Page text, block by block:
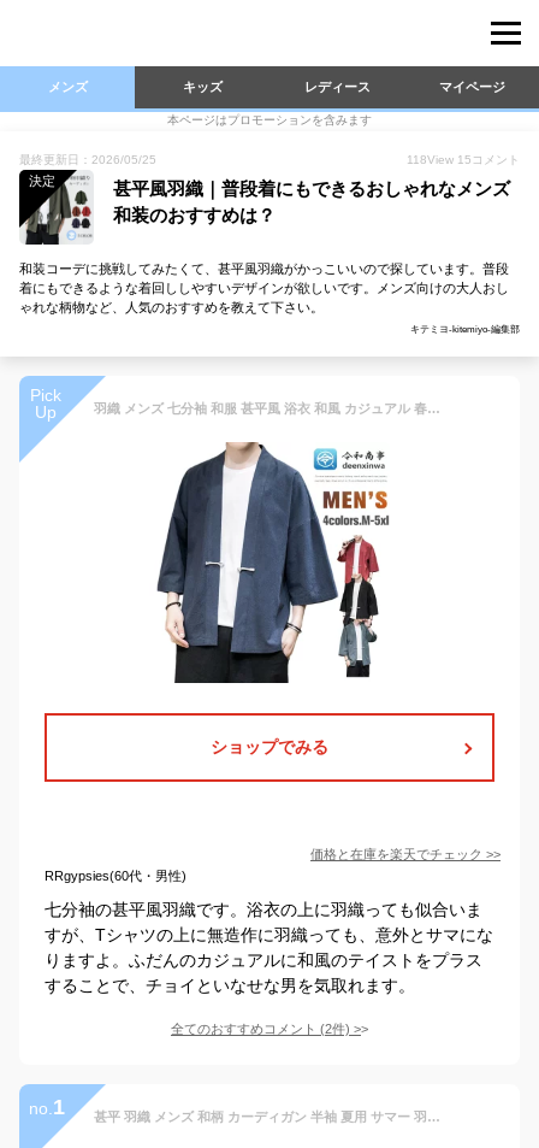
メンズ キッズ レディース マイページ
本ページはプロモーションを含みます
最終更新日：2026/05/25 118View 15 コメント
決定
甚平風羽織｜普段着にもできるおしゃれなメンズ
和装のおすすめは？
和装コーデに挑戦してみたくて、甚平風羽織がかっこいいので探しています。普段
着にもできるような着回ししやすいデザインが欲しいです。メンズ向けの大人おし
ゃれな柄物など、人気のおすすめを教えて下さい。
キテミヨ-kitemiyo-編集部
Pick
Up
羽織 メンズ 七分袖 和服 甚平風 浴衣 和風 カジュアル 春夏春 花火大会 お祭り おしゃれ 春
ショップでみる
価格と在庫を楽天でチェック >>
RRgypsies(60代・男性)
七分袖の甚平風羽織です。浴衣の上に羽織っても似合いま
すが、Tシャツの上に無造作に羽織っても、意外とサマにな
りますよ。ふだんのカジュアルに和風のテイストをプラス
することで、チョイといなせな男を気取れます。
全てのおすすめコメント (2件) >
no. 1 甚平 羽織 メンズ 和柄 カーディガン 半袖 夏用 サマー 羽織り 法被 おしゃれ 涼しい 軽量 通気 速乾 鳥柄 和風 シャツ ゆったり 開襟 祭り 花火大会 夏祭り 部屋着 ルームウェア 大きいサイズ M L XL 2XL 3XL 4XL 5XL 父の日 プレゼント